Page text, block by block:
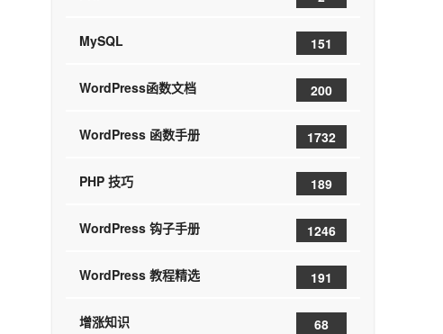
MySQL 151
WordPress函数文档 200
WordPress 函数手册 1732
PHP 技巧 189
WordPress 钩子手册 1246
WordPress 教程精选 191
增涨知识 68